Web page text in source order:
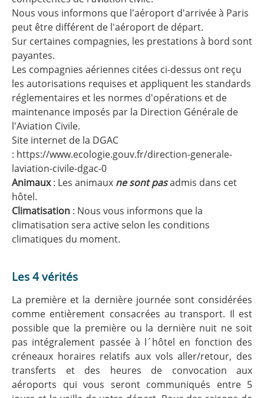
Nous vous informons que l'aéroport d'arrivée à Paris
peut être différent de l'aéroport de départ.
Sur certaines compagnies, les prestations à bord sont
payantes.
Les compagnies aériennes citées ci-dessus ont reçu
les autorisations requises et appliquent les standards
réglementaires et les normes d'opérations et de
maintenance imposés par la Direction Générale de
l'Aviation Civile.
Site internet de la DGAC
: https://www.ecologie.gouv.fr/direction-generale-
laviation-civile-dgac-0
Animaux: Les animaux ne sont pasadmis dans cet
hôtel.
Climatisation : Nous vous informons que la
climatisation sera active selon les conditions
climatiques du moment.
Les 4 vérités
La première et la dernière journée sont considérées
comme entièrement consacrées au transport. Il est
possible que la première ou la dernière nuit ne soit
pas intégralement passée à l´hôtel en fonction des
créneaux horaires relatifs aux vols aller/retour, des
transferts et des heures de convocation aux
aéroports qui vous seront communiqués entre 5